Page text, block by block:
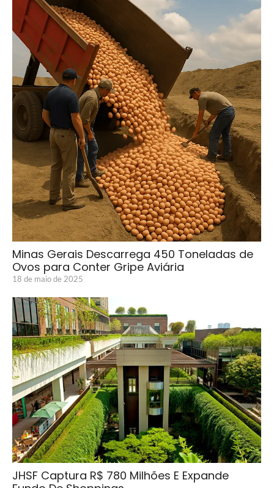
Minas Gerais Descarrega 450 Toneladas de
Ovos para Conter Gripe Aviária
18 de maio de 2025
JHSF Captura R$ 780 Milhões E Expande